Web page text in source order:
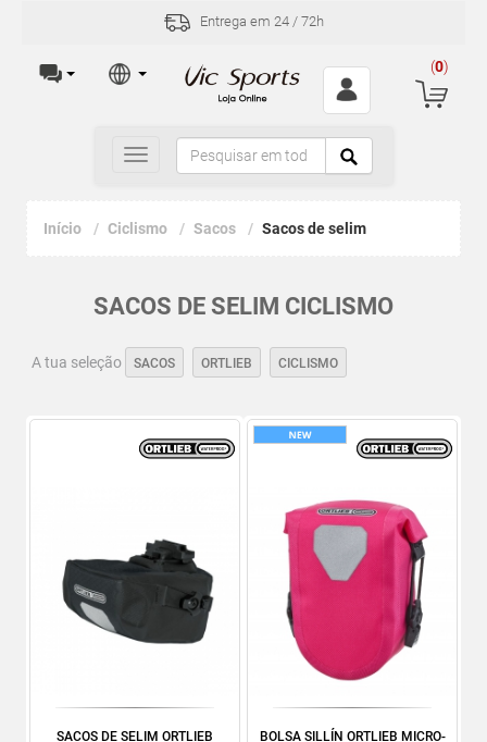
Entrega em 24 / 72h
(0)
Toggle
navigation
Início Ciclismo Sacos Sacos de selim
SACOS DE SELIM CICLISMO
A tua seleção SACOS ORTLIEB CICLISMO
SACOS DE SELIM ORTLIEB
BOLSA SILLÍN ORTLIEB MICRO-